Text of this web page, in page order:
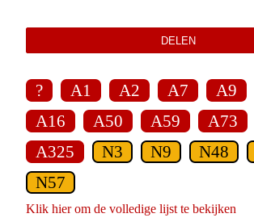
DELEN
? A1 A2 A7 A9
A16
A50 A59 A73
A325
N3 N9 N48
N57
Klik hier om de volledige lijst te bekijken